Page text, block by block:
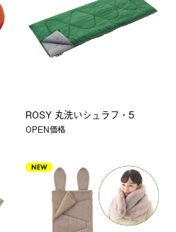
ROSY 丸洗いシュラフ・5
OPEN価格
NEW